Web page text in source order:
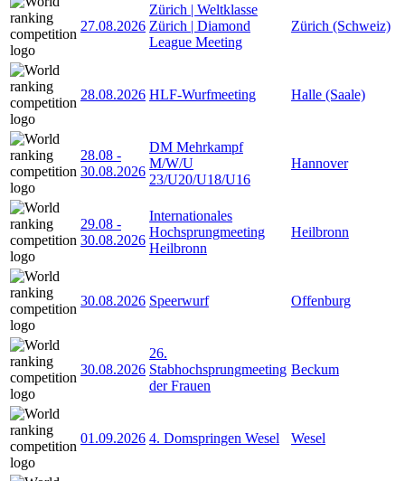
27.08.2026
Zürich | Weltklasse
Zürich | Diamond
League Meeting
Zürich (Schweiz)
28.08.2026 HLF-Wurfmeeting Halle (Saale)
28.08 -
30.08.2026
DM Mehrkampf
M/W/U
23/U20/U18/U16
Hannover
29.08 -
30.08.2026
Internationales
Hochsprungmeeting
Heilbronn
Heilbronn
30.08.2026 Speerwurf Offenburg
30.08.2026
26.
Stabhochsprungmeeting
der Frauen
Beckum
01.09.2026 4. Domspringen Wesel Wesel